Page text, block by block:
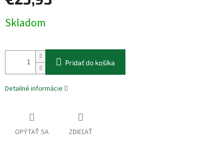
cena:
Skladom
Pridať do košíka
Detailné informácie
OPÝTAŤ SA ZDIEĽAŤ